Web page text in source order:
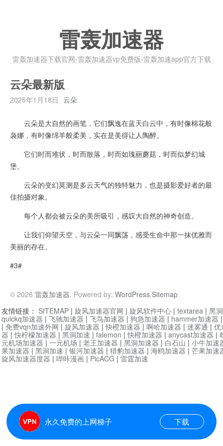
雷轰加速器
雷轰加速器下载官网-雷轰加速器vp免费版-雷轰加速app官方下载
云朵最新版
2025年1月18日 云朵
云朵是大自然的画笔，它们飘逸在蓝天白云中，有时像棉花般
袅娜，有时像绵羊般柔美，实在是美得让人陶醉。
它们时而堆状，时而散落，时而如瑰丽蘑菇，时而似梦幻城
堡。
云朵的变幻莫测是多云天气的独特魅力，也是摄影爱好者的最
佳拍摄对象。
每个人都会被云朵的美所吸引，感叹大自然的神奇创造。
让我们仰望天空，与云朵一同飘荡，感受生命中那一抹优雅而
美丽的存在。
#3#
© 2026 雷轰加速器. Powered by: WordPress.Sitemap.
永久免费的上网梯子 下载
友情链接： SITEMAP | 旋风加速器官网 | 旋风软件中心 | textarea | 黑
quickq加速器 | 飞驰加速器 | 飞鸟加速器 | 狗急加速器 | hammer加速器
| 免费vqn加速外网 | 旋风加速器 |快橙加速器 | 啊哈加速器 | 迷雾通 | 优
器 |快柠檬加速器 | 黑洞加速 | falemon |快橙加速器 | anycast加速器 |
元机场加速器 | 一元机场 | 老王加速器 | 黑洞加速器 | 白石山 | 小牛加速
果加速器 | 黑洞加速 | 银河加速器 | 猎豹加速器 | 海鸥加速器 | 芒果加速
旋风加速器度器 | 哔咔漫画 | PicACG | 雷霆加速